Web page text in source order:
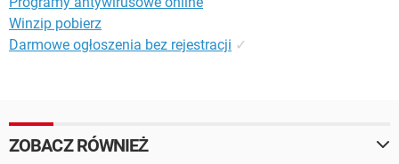
Winzip pobierz
Darmowe ogłoszenia bez rejestracji ✓
ZOBACZ RÓWNIEŻ